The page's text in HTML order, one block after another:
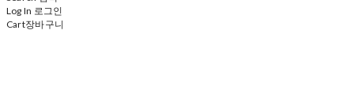
Log In 로그인
Cart장바구니